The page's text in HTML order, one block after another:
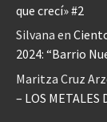
que crecí» #2
Silvana en
2024: “Barrio
Maritza Cruz
– LOS METALES